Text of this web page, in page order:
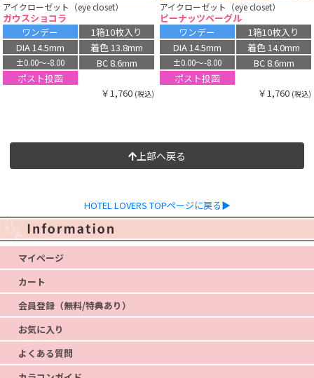
アイクローゼット（eye closet）
ガウスショコラ
ワンデー
1箱10枚入り
DIA 14.5mm
着色 13.8mm
±0.00〜-8.00
BC 8.6mm
ポスト投函
￥1,760 (税込)
アイクローゼット（eye closet）
ピーナッツベーグル
ワンデー
1箱10枚入り
DIA 14.5mm
着色 14.0mm
±0.00〜-8.00
BC 8.6mm
ポスト投函
￥1,760 (税込)
上部へ戻る
HOTEL LOVERS TOPページに戻る▶
マイページ
カート
会員登録（無料/特典あり）
お気に入り
よくある質問